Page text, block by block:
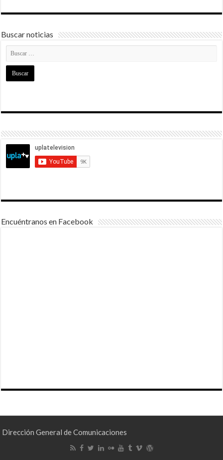
Buscar noticias
Encuéntranos en Facebook
Dirección General de Comunicaciones